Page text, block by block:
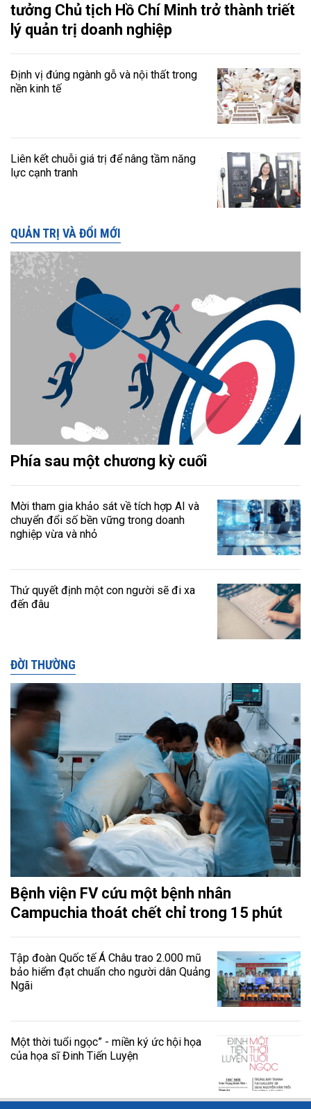
tưởng Chủ tịch Hồ Chí Minh trở thành triết
lý quản trị doanh nghiệp
Định vị đúng ngành gỗ và nội thất trong
nền kinh tế
Liên kết chuỗi giá trị để nâng tầm năng
lực cạnh tranh
QUẢN TRỊ VÀ ĐỔI MỚI
Phía sau một chương kỳ cuối
Mời tham gia khảo sát về tích hợp AI và
chuyển đổi số bền vững trong doanh
nghiệp vừa và nhỏ
Thứ quyết định một con người sẽ đi xa
đến đâu
ĐỜI THƯỜNG
Bệnh viện FV cứu một bệnh nhân
Campuchia thoát chết chỉ trong 15 phút
Tập đoàn Quốc tế Á Châu trao 2.000 mũ
bảo hiểm đạt chuẩn cho người dân Quảng
Ngãi
Một thời tuổi ngọc” - miền ký ức hội họa
của họa sĩ Đinh Tiến Luyện